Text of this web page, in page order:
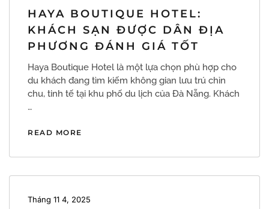
HAYA BOUTIQUE HOTEL:
KHÁCH SẠN ĐƯỢC DÂN ĐỊA
PHƯƠNG ĐÁNH GIÁ TỐT
Haya Boutique Hotel là một lựa chọn phù hợp cho
du khách đang tìm kiếm không gian lưu trú chỉn
chu, tinh tế tại khu phố du lịch của Đà Nẵng. Khách
…
READ MORE
Tháng 11 4, 2025